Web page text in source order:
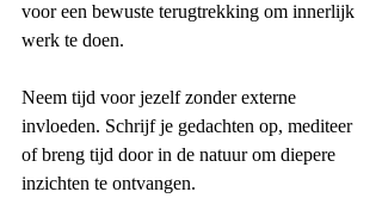
voor een bewuste terugtrekking om innerlijk
werk te doen.
Neem tijd voor jezelf zonder externe
invloeden. Schrijf je gedachten op, mediteer
of breng tijd door in de natuur om diepere
inzichten te ontvangen.